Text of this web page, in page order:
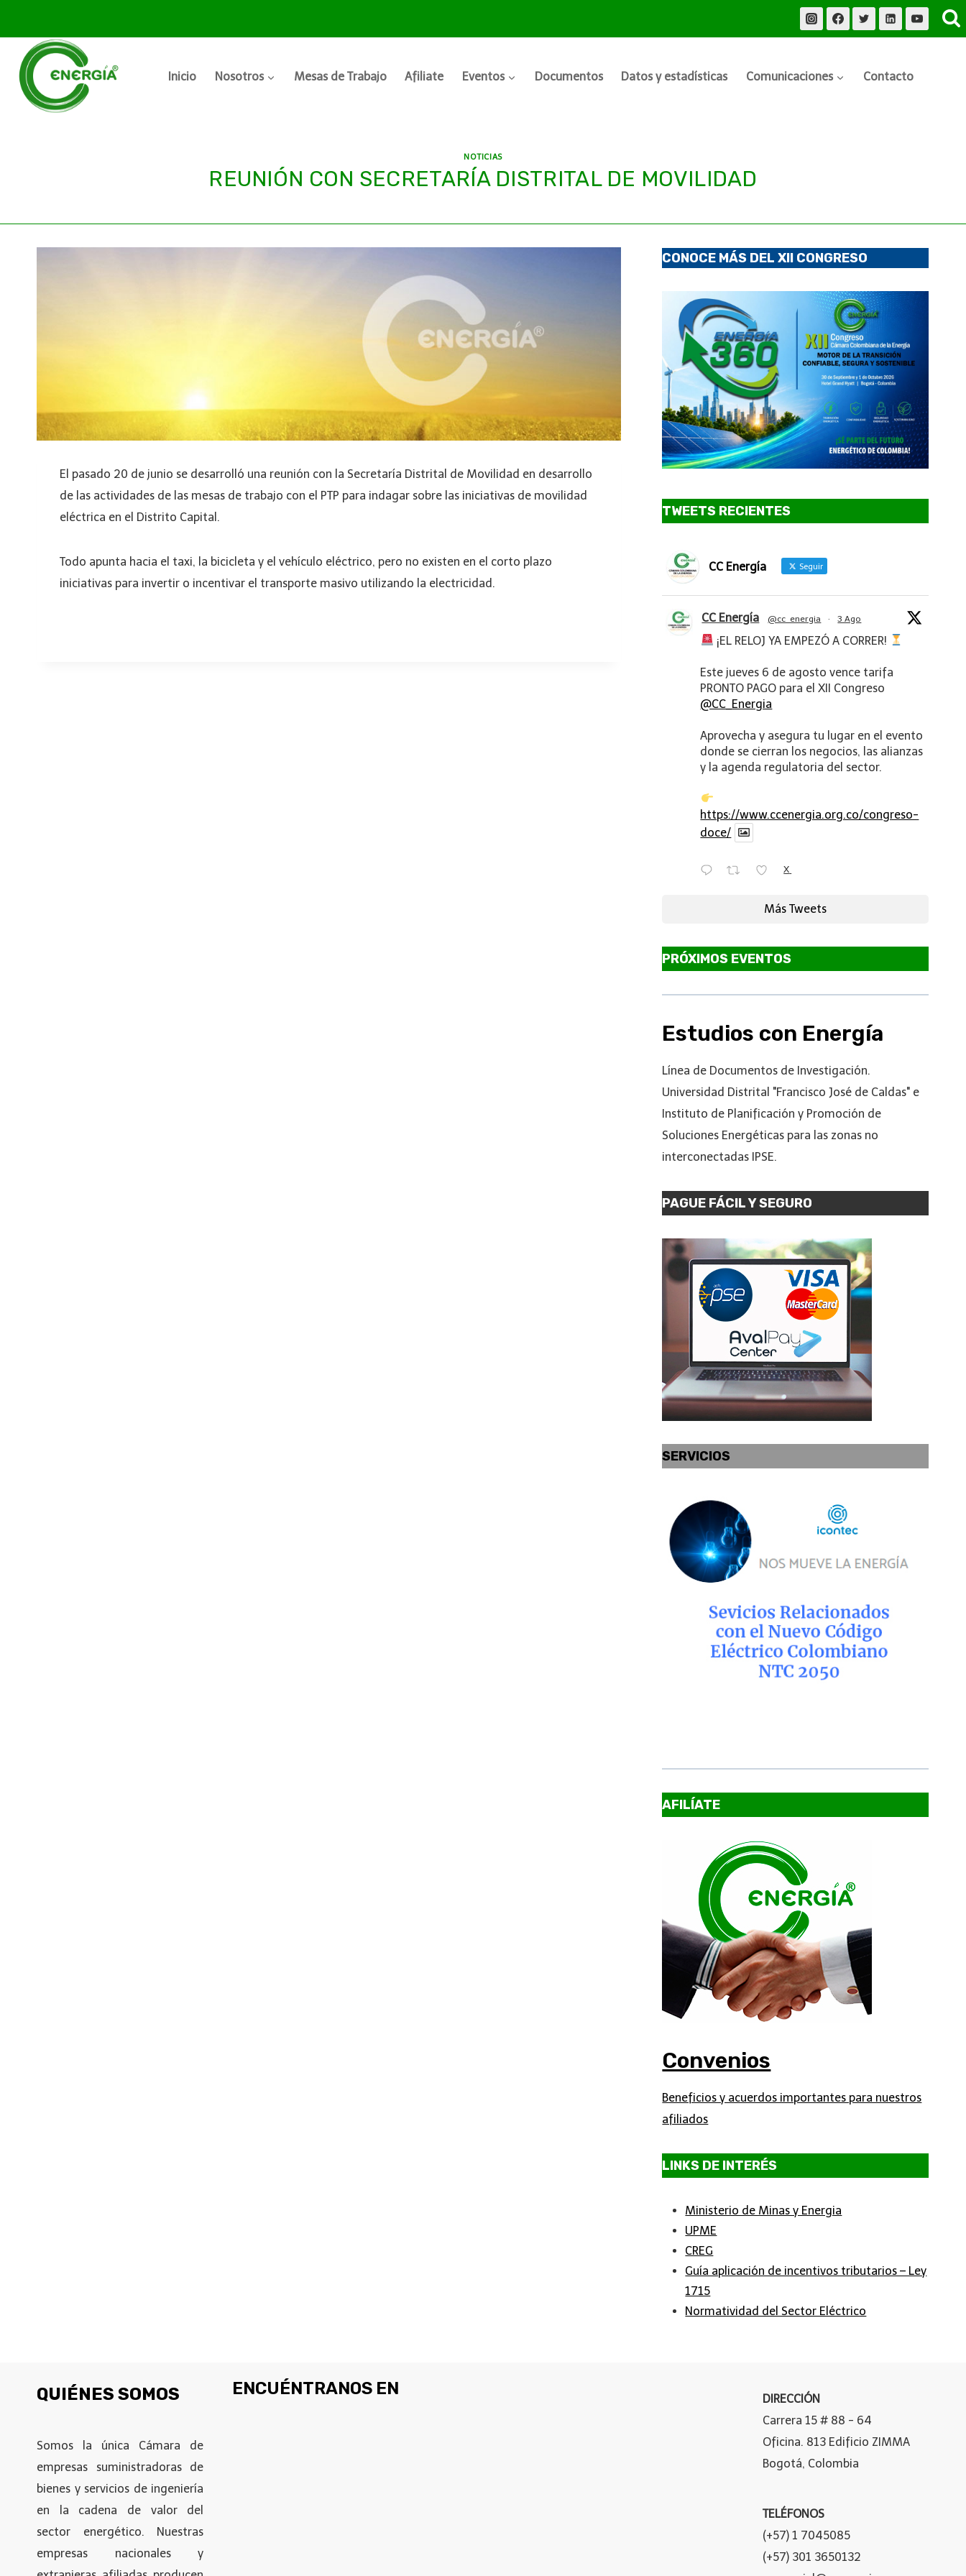
Inicio Nosotros Mesas de Trabajo Afiliate Eventos Documentos Datos y estadísticas Comunicaciones Contacto
NOTICIAS
REUNIÓN CON SECRETARÍA DISTRITAL DE MOVILIDAD
El pasado 20 de junio se desarrolló una reunión con la Secretaría Distrital de Movilidad en desarrollo
de las actividades de las mesas de trabajo con el PTP para indagar sobre las iniciativas de movilidad
eléctrica en el Distrito Capital.
Todo apunta hacia el taxi, la bicicleta y el vehículo eléctrico, pero no existen en el corto plazo
iniciativas para invertir o incentivar el transporte masivo utilizando la electricidad.
CONOCE MÁS DEL XII CONGRESO
TWEETS RECIENTES
CC Energía Seguir
CC Energía @cc_energia · 3 Ago
¡EL RELOJ YA EMPEZÓ A CORRER!
Este jueves 6 de agosto vence tarifa
PRONTO PAGO para el XII Congreso
@CC_Energia
Aprovecha y asegura tu lugar en el evento
donde se cierran los negocios, las alianzas
y la agenda regulatoria del sector.
https://www.ccenergia.org.co/congreso-
doce/
X
Más Tweets
PRÓXIMOS EVENTOS
Estudios con Energía
Línea de Documentos de Investigación.
Universidad Distrital "Francisco José de Caldas" e
Instituto de Planificación y Promoción de
Soluciones Energéticas para las zonas no
interconectadas IPSE.
PAGUE FÁCIL Y SEGURO
SERVICIOS
AFILÍATE
Convenios
Beneficios y acuerdos importantes para nuestros
afiliados
LINKS DE INTERÉS
Ministerio de Minas y Energia
UPME
CREG
Guía aplicación de incentivos tributarios – Ley
1715
Normatividad del Sector Eléctrico
QUIÉNES SOMOS
Somos la única Cámara de
empresas suministradoras de
bienes y servicios de ingeniería
en la cadena de valor del
sector energético. Nuestras
empresas nacionales y
ENCUÉNTRANOS EN
DIRECCIÓN
Carrera 15 # 88 - 64
Oficina. 813 Edificio ZIMMA
Bogotá, Colombia
TELÉFONOS
(+57) 1 7045085
(+57) 301 3650132